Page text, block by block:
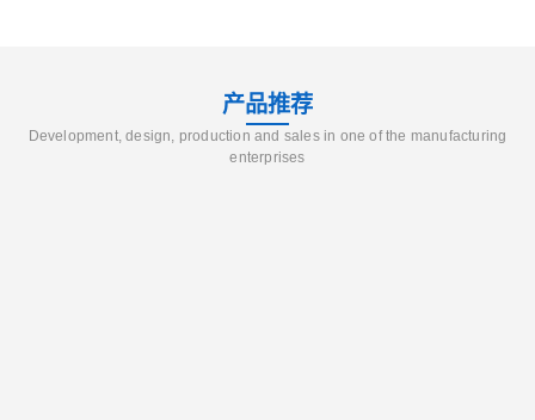
产品推荐
Development, design, production and sales in one of the manufacturing
enterprises